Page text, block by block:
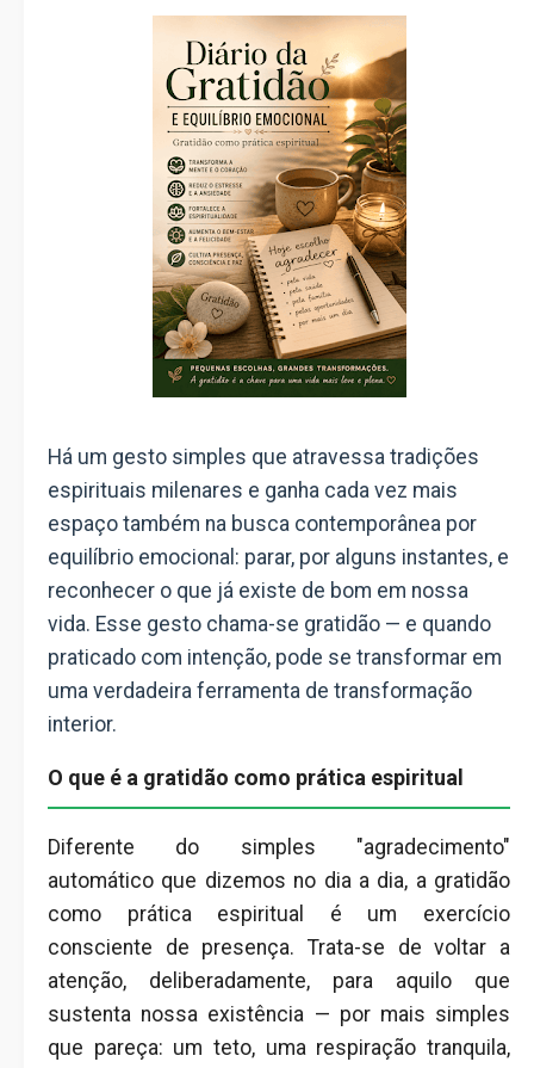
Há um gesto simples que atravessa tradições
espirituais milenares e ganha cada vez mais
espaço também na busca contemporânea por
equilíbrio emocional : parar, por alguns instantes, e
reconhecer o que já existe de bom em nossa
vida. Esse gesto chama-se gratidão — e quando
praticado com intenção, pode se transformar em
uma verdadeira ferramenta de transformação
interior.
O que é a gratidão como prática espiritual
Diferente do simples "agradecimento"
automático que dizemos no dia a dia, a gratidão
como prática espiritual é um exercício
consciente de presença. Trata-se de voltar a
atenção, deliberadamente, para aquilo que
sustenta nossa existência — por mais simples
que pareça: um teto, uma respiração tranquila,